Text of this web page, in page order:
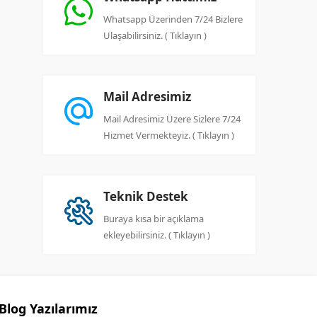
Whatsapp Üzerinden 7/24 Bizlere
Ulaşabilirsiniz. ( Tıklayın )
Mail Adresimiz
Mail Adresimiz Üzere Sizlere 7/24
Hizmet Vermekteyiz. ( Tıklayın )
Teknik Destek
Buraya kısa bir açıklama
ekleyebilirsiniz. ( Tıklayın )
Yazılarımız